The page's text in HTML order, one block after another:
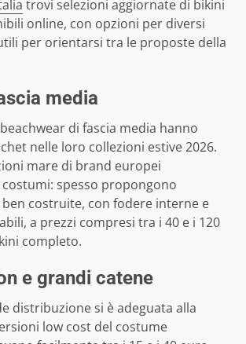
trovi selezioni aggiornate di bikini
online, con opzioni per diversi
per orientarsi tra le proposte della
media
di fascia media hanno
nelle loro collezioni estive 2026.
mare di brand europei
spesso propongono
costruite, con fodere interne e
a prezzi compresi tra i 40 e i 120
completo.
e grandi catene
distribuzione si è adeguata alla
low cost del costume